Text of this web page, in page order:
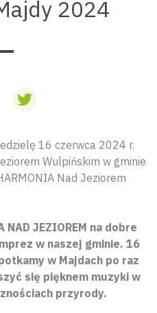
2024
16 czerwca 2024 r.
Wulpińskim w gminie
Nad Jeziorem
NAD JEZIOREM na dobre
w naszej gminie. 16
w Majdach po raz
się pięknem muzyki w
przyrody.